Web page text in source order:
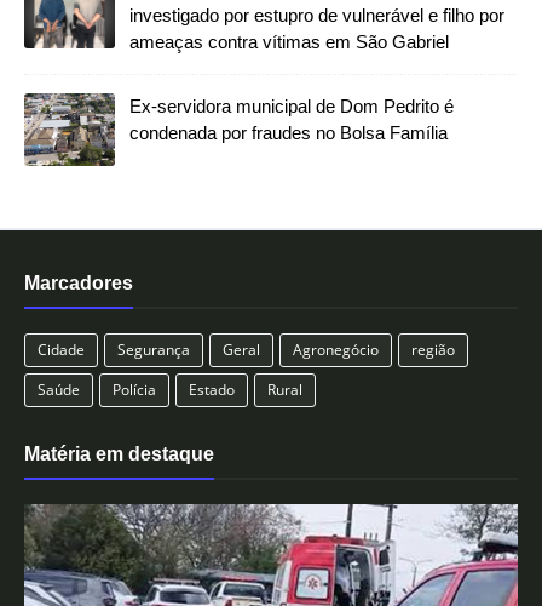
investigado por estupro de vulnerável e filho por
ameaças contra vítimas em São Gabriel
Ex-servidora municipal de Dom Pedrito é
condenada por fraudes no Bolsa Família
Marcadores
Cidade Segurança Geral Agronegócio
região
Saúde
Polícia Estado Rural
Matéria em destaque